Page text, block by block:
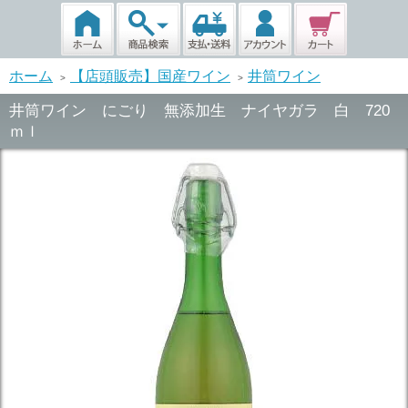
ホーム > 【店頭販売】国産ワイン > 井筒ワイン
井筒ワイン にごり 無添加生 ナイヤガラ 白 720
ｍｌ